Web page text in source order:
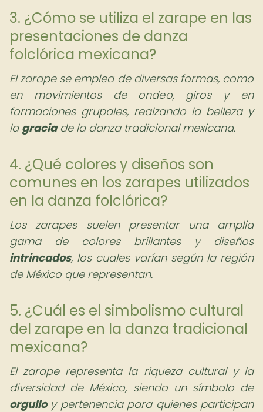
3. ¿Cómo se utiliza el zarape en las
presentaciones de danza
folclórica mexicana?
El zarape se emplea de diversas formas, como
en movimientos de ondeo, giros y en
formaciones grupales, realzando la belleza y
la graciade la danza tradicional mexicana.
4. ¿Qué colores y diseños son
comunes en los zarapes utilizados
en la danza folclórica?
Los zarapes suelen presentar una amplia
gama de colores brillantes y diseños
intrincados, los cuales varían según la región
de México que representan.
5. ¿Cuál es el simbolismo cultural
del zarape en la danza tradicional
mexicana?
El zarape representa la riqueza cultural y la
diversidad de México, siendo un símbolo de
orgulloy pertenencia para quienes participan